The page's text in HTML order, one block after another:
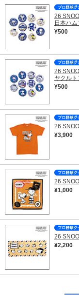
26
日本ハム
¥500
26
ヤクルト
¥500
26
¥3,900
26
¥1,000
26
¥2,200